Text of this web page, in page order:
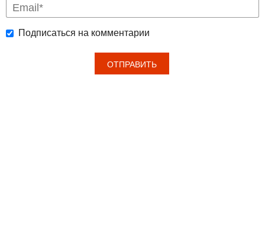
Подписаться на комментарии